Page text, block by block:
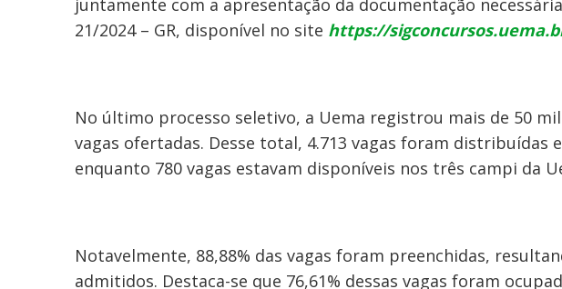
juntamente com a apresentação da documentação
21/2024 – GR, disponível no site https://
No último processo seletivo, a Uema registrou mais de 50
vagas ofertadas. Desse total, 4.713 vagas foram distribuídas
enquanto 780 vagas estavam disponíveis nos três campi da
Notavelmente, 88,88% das vagas foram preenchidas,
admitidos. Destaca-se que 76,61% dessas vagas foram